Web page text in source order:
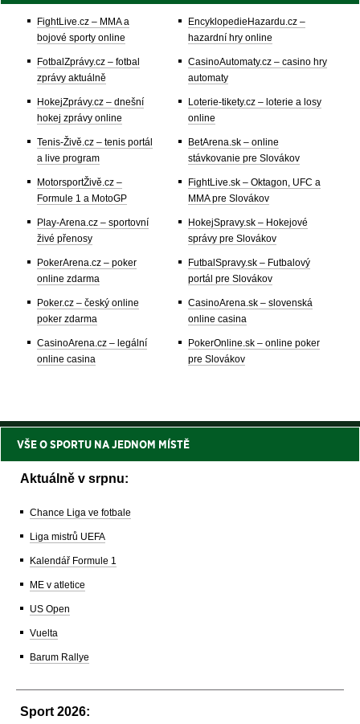
FightLive.cz – MMA a
bojové sporty online
FotbalZprávy.cz – fotbal
zprávy aktuálně
HokejZprávy.cz – dnešní
hokej zprávy online
Tenis-Živě.cz – tenis portál
a live program
MotorsportŽivě.cz –
Formule 1 a MotoGP
Play-Arena.cz – sportovní
živé přenosy
PokerArena.cz – poker
online zdarma
Poker.cz – český online
poker zdarma
CasinoArena.cz – legální
online casina
EncyklopedieHazardu.cz –
hazardní hry online
CasinoAutomaty.cz – casino hry
automaty
Loterie-tikety.cz – loterie a losy
online
BetArena.sk – online
stávkovanie pre Slovákov
FightLive.sk – Oktagon, UFC a
MMA pre Slovákov
HokejSpravy.sk – Hokejové
správy pre Slovákov
FutbalSpravy.sk – Futbalový
portál pre Slovákov
CasinoArena.sk – slovenská
online casina
PokerOnline.sk – online poker
pre Slovákov
VŠE O SPORTU NA JEDNOM MÍSTĚ
Aktuálně v srpnu:
Chance Liga ve fotbale
Liga mistrů UEFA
Kalendář Formule 1
ME v atletice
US Open
Vuelta
Barum Rallye
Sport 2026: